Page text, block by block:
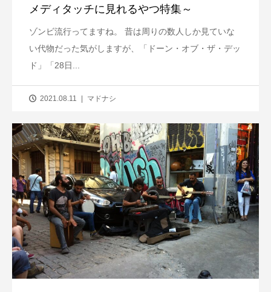
メディタッチに見れるやつ特集～
ゾンビ流行ってますね。 昔は周りの数人しか見ていな
い代物だった気がしますが、「ドーン・オブ・ザ・デッ
ド」「28日...
2021.08.11 マドナシ